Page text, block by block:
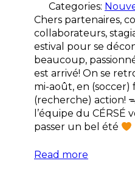
Categories:
Chers partenaires,
collaborateurs,
estival pour se
beaucoup,
est arrivé! On se
mi-août, en (soccer)
(recherche) action!
l’équipe du CÉRSÉ
passer un bel été
Read more